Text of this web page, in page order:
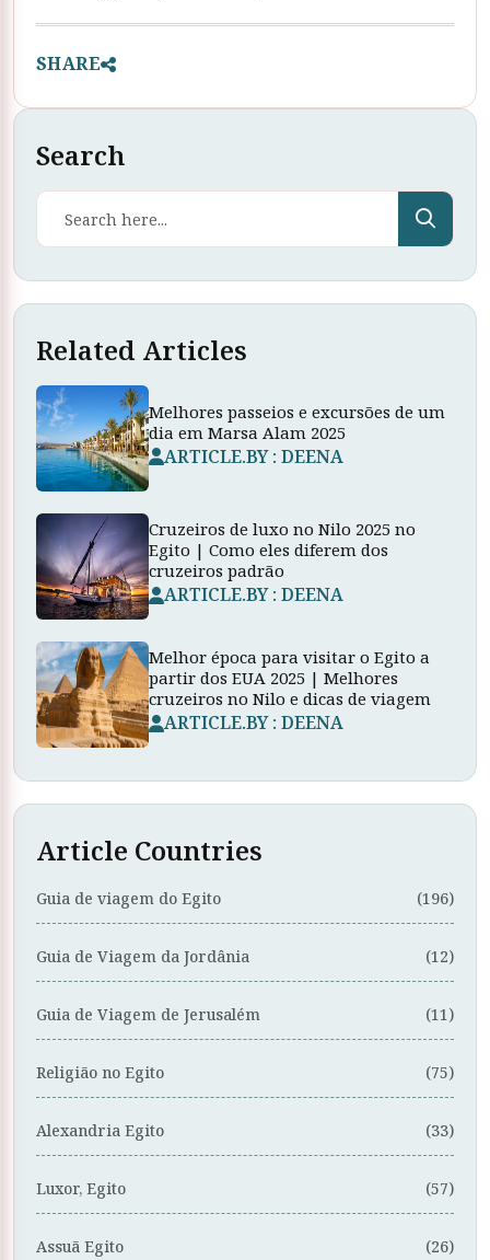
SHARE
Search
Related Articles
Melhores passeios e excursões de um
dia em Marsa Alam 2025
ARTICLE.BY : DEENA
Cruzeiros de luxo no Nilo 2025 no
Egito | Como eles diferem dos
cruzeiros padrão
ARTICLE.BY : DEENA
Melhor época para visitar o Egito a
partir dos EUA 2025 | Melhores
cruzeiros no Nilo e dicas de viagem
ARTICLE.BY : DEENA
Article Countries
Guia de viagem do Egito (196)
Guia de Viagem da Jordânia (12)
Guia de Viagem de Jerusalém (11)
Religião no Egito (75)
Alexandria Egito (33)
Luxor, Egito (57)
Assuã Egito (26)